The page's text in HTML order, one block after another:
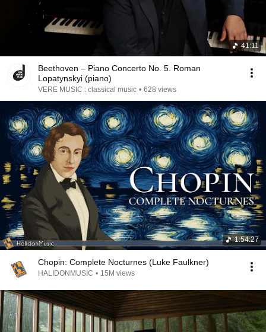
41:11
Beethoven – Piano Concerto No. 5. Roman
Lopatynskyi (piano)
VERE MUSIC : classical music • 628 views
1:54:27
Chopin: Complete Nocturnes (Luke Faulkner)
HALIDONMUSIC • 15M views